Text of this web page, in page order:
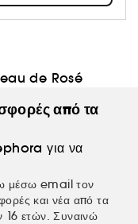
αποτέλεσμα είναι
όλους να
de Rosé
από τα
για να
μέσω email τον
και νέα από τα
16 ετών. Συναινώ